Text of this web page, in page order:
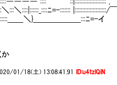
ﾆ=-:::::::
}＿＿＿＿＿＿:::ﾆ=-
01/18(土) 13:08:41.91 ID:u4tzlQiN